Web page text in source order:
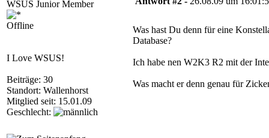
WSUS Junior Member
Offline
I Love WSUS!
Beiträge: 30
Standort: Wallenhorst
Mitglied seit: 15.01.09
Geschlecht:
Was hast Du denn für eine
Database?
Ich habe nen W2K3 R2 mit der
Was macht er denn genau für